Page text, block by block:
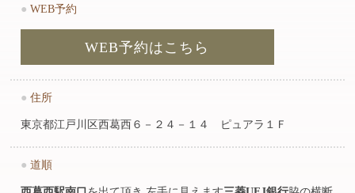
● WEB予約
WEB予約はこちら
● 住所
東京都江戸川区西葛西６－２４－１４ ピュアラ１Ｆ
● 道順